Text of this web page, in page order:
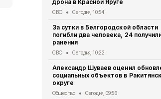
дрона в Красной Яруге
СВО Сегодня, 10:54
За сутки в Белгородской области
погибли два человека, 24
ранения
СВО Сегодня, 10:22
Александр Шуваев оценил
социальных объектов в
округе
Общество Сегодня, 09:56